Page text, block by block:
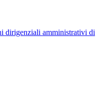
dirigenziali amministrativi di